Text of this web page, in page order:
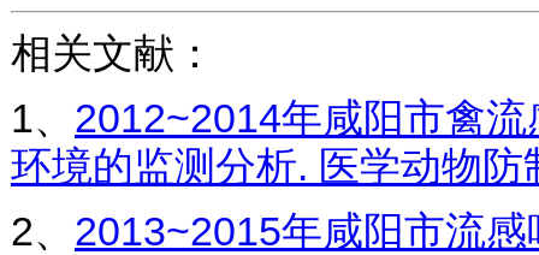
相关文献：
1、 2012~2014年咸阳市禽
环境的监测分析. 医学动物防
2、 2013~2015年咸阳市流